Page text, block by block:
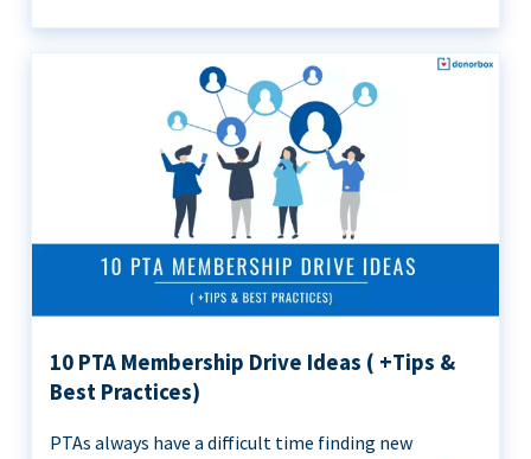
10 PTA Membership Drive Ideas ( +Tips &
Best Practices)
PTAs always have a difficult time finding new